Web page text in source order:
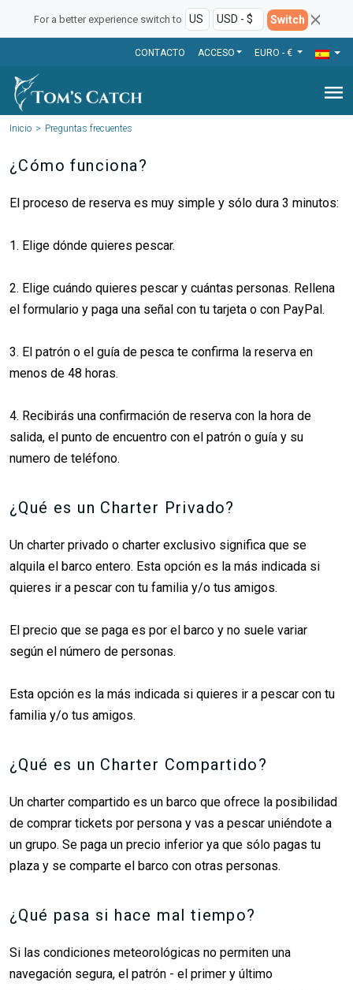
For a better experience switch to Switch
CONTACTO ACCESO EURO - €
menu
Inicio Preguntas frecuentes
¿Cómo funciona?
El proceso de reserva es muy simple y sólo dura 3 minutos:
1. Elige dónde quieres pescar.
2. Elige cuándo quieres pescar y cuántas personas. Rellena
el formulario y paga una señal con tu tarjeta o con PayPal.
3. El patrón o el guía de pesca te confirma la reserva en
menos de 48 horas.
4. Recibirás una confirmación de reserva con la hora de
salida, el punto de encuentro con el patrón o guía y su
numero de teléfono.
¿Qué es un Charter Privado?
Un charter privado o charter exclusivo significa que se
alquila el barco entero. Esta opción es la más indicada si
quieres ir a pescar con tu familia y/o tus amigos.
El precio que se paga es por el barco y no suele variar
según el número de personas.
Esta opción es la más indicada si quieres ir a pescar con tu
familia y/o tus amigos.
¿Qué es un Charter Compartido?
Un charter compartido es un barco que ofrece la posibilidad
de comprar tickets por persona y vas a pescar uniéndote a
un grupo. Se paga un precio inferior ya que sólo pagas tu
plaza y se comparte el barco con otras personas.
¿Qué pasa si hace mal tiempo?
Si las condiciones meteorológicas no permiten una
navegación segura, el patrón - el primer y último